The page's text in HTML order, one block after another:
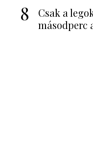
8
Csak a
másodperc